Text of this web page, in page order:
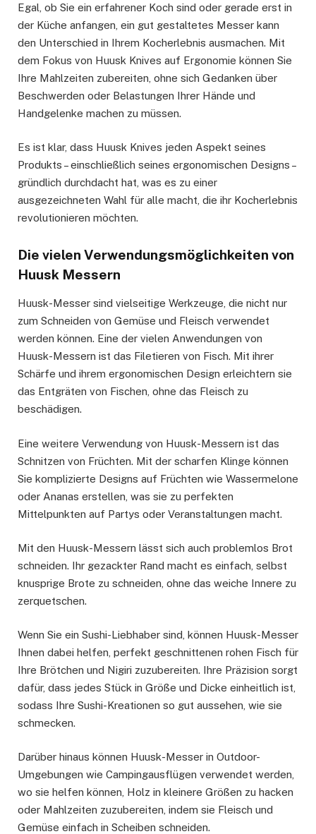
Egal, ob Sie ein erfahrener Koch sind oder gerade erst in
der Küche anfangen, ein gut gestaltetes Messer kann
den Unterschied in Ihrem Kocherlebnis ausmachen. Mit
dem Fokus von Huusk Knives auf Ergonomie können Sie
Ihre Mahlzeiten zubereiten, ohne sich Gedanken über
Beschwerden oder Belastungen Ihrer Hände und
Handgelenke machen zu müssen.
Es ist klar, dass Huusk Knives jeden Aspekt seines
Produkts – einschließlich seines ergonomischen Designs –
gründlich durchdacht hat, was es zu einer
ausgezeichneten Wahl für alle macht, die ihr Kocherlebnis
revolutionieren möchten.
Die vielen Verwendungsmöglichkeiten von
Huusk Messern
Huusk-Messer sind vielseitige Werkzeuge, die nicht nur
zum Schneiden von Gemüse und Fleisch verwendet
werden können. Eine der vielen Anwendungen von
Huusk-Messern ist das Filetieren von Fisch. Mit ihrer
Schärfe und ihrem ergonomischen Design erleichtern sie
das Entgräten von Fischen, ohne das Fleisch zu
beschädigen.
Eine weitere Verwendung von Huusk-Messern ist das
Schnitzen von Früchten. Mit der scharfen Klinge können
Sie komplizierte Designs auf Früchten wie Wassermelone
oder Ananas erstellen, was sie zu perfekten
Mittelpunkten auf Partys oder Veranstaltungen macht.
Mit den Huusk-Messern lässt sich auch problemlos Brot
schneiden. Ihr gezackter Rand macht es einfach, selbst
knusprige Brote zu schneiden, ohne das weiche Innere zu
zerquetschen.
Wenn Sie ein Sushi-Liebhaber sind, können Huusk-Messer
Ihnen dabei helfen, perfekt geschnittenen rohen Fisch für
Ihre Brötchen und Nigiri zuzubereiten. Ihre Präzision sorgt
dafür, dass jedes Stück in Größe und Dicke einheitlich ist,
sodass Ihre Sushi-Kreationen so gut aussehen, wie sie
schmecken.
Darüber hinaus können Huusk-Messer in Outdoor-
Umgebungen wie Campingausflügen verwendet werden,
wo sie helfen können, Holz in kleinere Größen zu hacken
oder Mahlzeiten zuzubereiten, indem sie Fleisch und
Gemüse einfach in Scheiben schneiden.